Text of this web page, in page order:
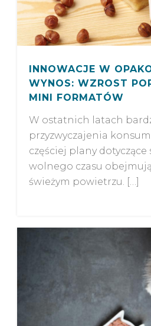
INNOWACJE W
WYNOS: WZROST
MINI FORMATÓW
W ostatnich latach
przyzwyczajenia
częściej plany dotyczące
wolnego czasu
świeżym powietrzu. […]